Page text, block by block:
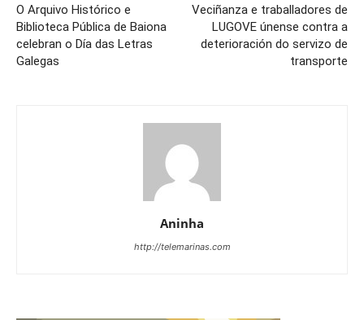
O Arquivo Histórico e
Biblioteca Pública de Baiona
celebran o Día das Letras
Galegas
Veciñanza e traballadores de
LUGOVE únense contra a
deterioración do servizo de
transporte
Aninha
http://telemarinas.com